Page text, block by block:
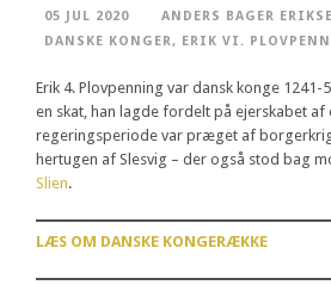
05 JUL 2020
ANDERS BAGER
DANSKE KONGER, ERIK VI.
Erik 4. Plovpenning var dansk konge 1241-
en skat, han lagde fordelt på ejerskabet af
regeringsperiode var præget af
hertugen af Slesvig – der også stod bag
Slien.
LÆS OM DANSKE KONGERÆKKE